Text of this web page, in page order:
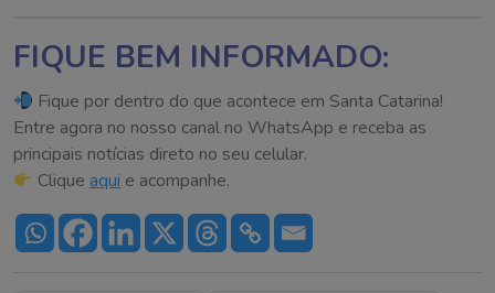
FIQUE BEM INFORMADO:
Fique por dentro do que acontece em Santa Catarina!
Entre agora no nosso canal no WhatsApp e receba as
principais notícias direto no seu celular.
Clique aqui e acompanhe.